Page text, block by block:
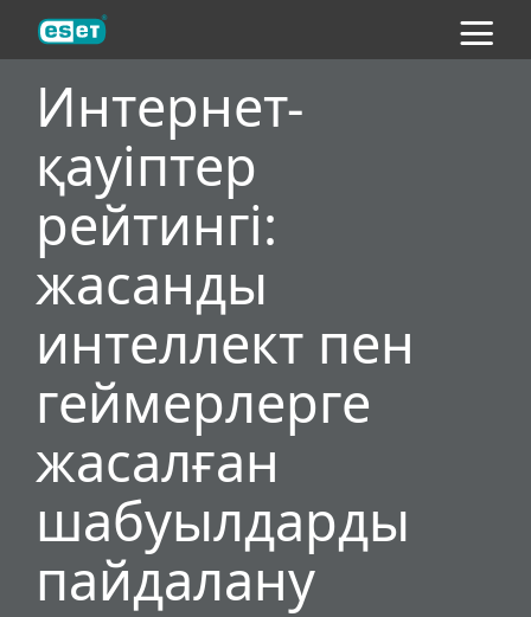
Интернет-
қауіптер
рейтингі:
жасанды
интеллект пен
геймерлерге
жасалған
шабуылдарды
пайдалану
ESET